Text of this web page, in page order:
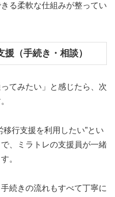
る柔軟な仕組みが整ってい
（手続き・相談）
てみたい」と感じたら、次
移行支援を利用したい”とい
、ミラトレの支援員が一緒
。
続きの流れもすべて丁寧に